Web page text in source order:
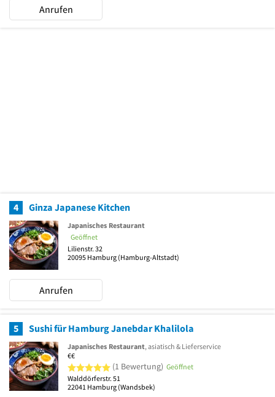
Anrufen
4 Ginza Japanese Kitchen
Japanisches Restaurant
Geöffnet
Lilienstr. 32
20095 Hamburg (Hamburg-Altstadt)
Anrufen
5 Sushi für Hamburg Janebdar Khalilola
Japanisches Restaurant, asiatisch & Lieferservice
€€
5 von 5 Sternen
(1 Bewertung) Geöffnet
Walddörferstr. 51
22041 Hamburg (Wandsbek)